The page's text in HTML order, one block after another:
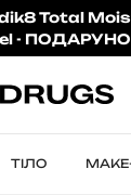
Total
-
ТІЛО